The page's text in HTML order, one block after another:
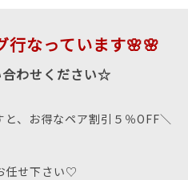
行なっています🌸🌸
合わせください☆
、お得なペア割引５％OFF＼
任せ下さい♡